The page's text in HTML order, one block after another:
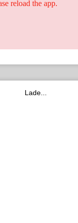
Lade...
reload the app.